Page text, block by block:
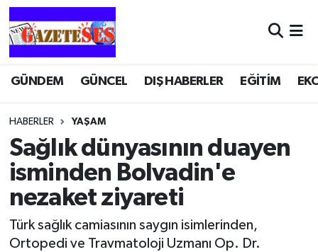
GÜNDEM GÜNCEL DIŞ HABERLER EĞİTİM
HABERLER YAŞAM
Sağlık dünyasının duayen
isminden Bolvadin'e
nezaket ziyareti
Türk sağlık camiasının saygın isimlerinden,
Ortopedi ve Travmatoloji Uzmanı Op. Dr.